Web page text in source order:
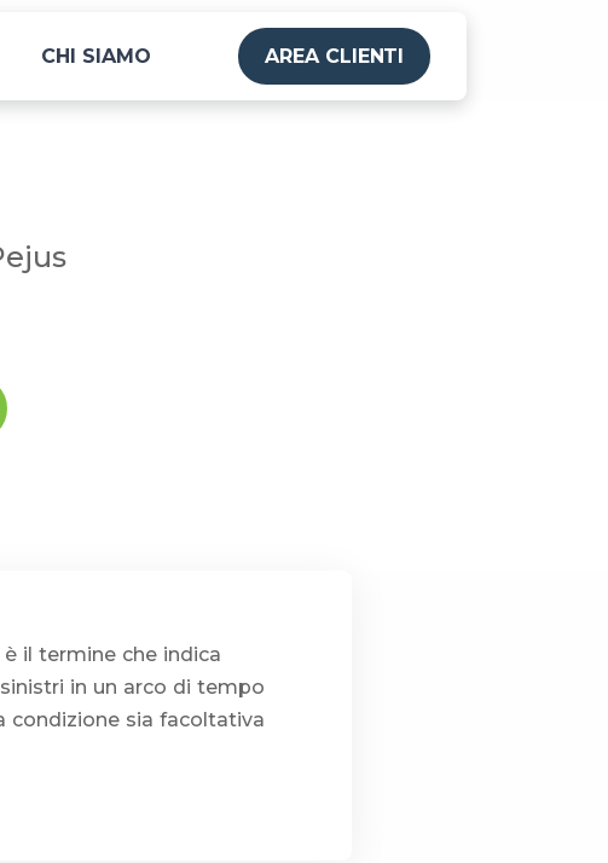
CHI SIAMO AREA CLIENTI
il termine che indica
in un arco di tempo
condizione sia facoltativa